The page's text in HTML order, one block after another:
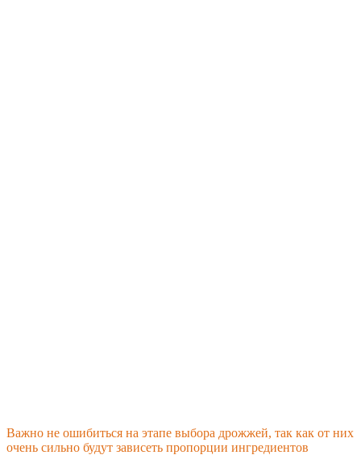
Важно не ошибиться на этапе выбора дрожжей, так как от них
очень сильно будут зависеть пропорции ингредиентов